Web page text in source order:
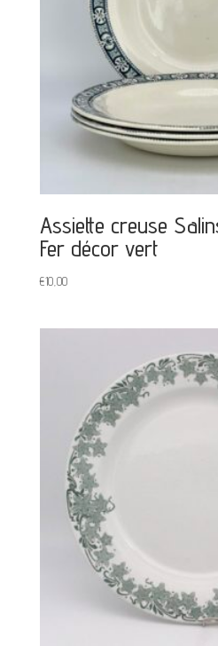
Assiette creuse
Fer décor vert
€10,00